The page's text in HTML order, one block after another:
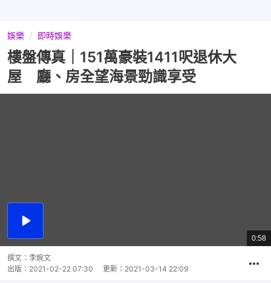
娛樂 即時娛樂
樓盤傳真｜151萬豪裝1411呎退休大
屋 廳、房全望海景勁識享受
播
總
共
0:58
撰文： 李婉文
出版： 2021-02-22 07:30 更新： 2021-03-14 22:09